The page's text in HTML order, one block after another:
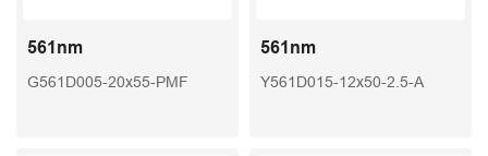
561nm
G561D005-20x55-PMF
561nm
Y561D015-12x50-2.5-A